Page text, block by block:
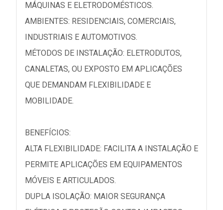
MÁQUINAS E ELETRODOMÉSTICOS.
AMBIENTES: RESIDENCIAIS, COMERCIAIS,
INDUSTRIAIS E AUTOMOTIVOS.
MÉTODOS DE INSTALAÇÃO: ELETRODUTOS,
CANALETAS, OU EXPOSTO EM APLICAÇÕES
QUE DEMANDAM FLEXIBILIDADE E
MOBILIDADE.
BENEFÍCIOS:
ALTA FLEXIBILIDADE: FACILITA A INSTALAÇÃO E
PERMITE APLICAÇÕES EM EQUIPAMENTOS
MÓVEIS E ARTICULADOS.
DUPLA ISOLAÇÃO: MAIOR SEGURANÇA